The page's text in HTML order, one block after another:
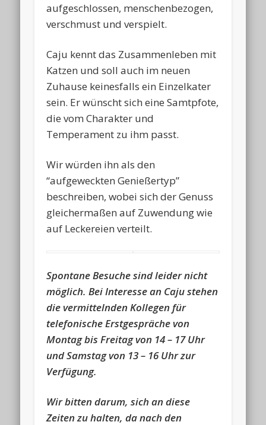
aufgeschlossen, menschenbezogen,
verschmust und verspielt.
Caju kennt das Zusammenleben mit
Katzen und soll auch im neuen
Zuhause keinesfalls ein Einzelkater
sein. Er wünscht sich eine Samtpfote,
die vom Charakter und
Temperament zu ihm passt.
Wir würden ihn als den
“aufgeweckten Genießertyp”
beschreiben, wobei sich der Genuss
gleichermaßen auf Zuwendung wie
auf Leckereien verteilt.
Spontane Besuche sind leider nicht
möglich. Bei Interesse an Caju stehen
die vermittelnden Kollegen für
telefonische Erstgespräche von
Montag bis Freitag von 14 – 17 Uhr
und Samstag von 13 – 16 Uhr zur
Verfügung.
Wir bitten darum, sich an diese
Zeiten zu halten, da nach den